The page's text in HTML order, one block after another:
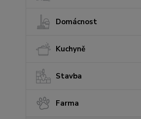
Domácnost
Kuchyně
Stavba
Farma